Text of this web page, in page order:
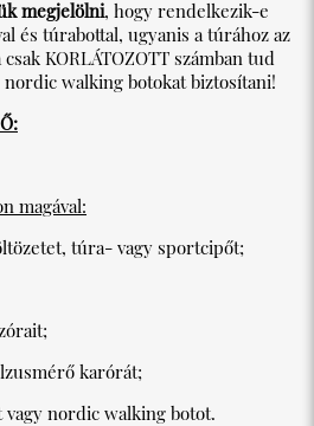
megjelölni, hogy rendelkezik-e
és túrabottal, ugyanis a túrához az
KORLÁTOZOTT számban tud
walking botokat biztosítani!
magával:
túra- vagy sportcipőt;
karórát;
vagy nordic walking botot.